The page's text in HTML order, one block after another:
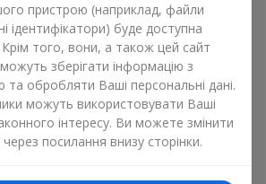
і завжди влучне рішення.
емоції та дає можливість
кожен раз, коли плюшевий
у поле зору Разом букет з іграшкою
Квіти та іграшка створюють баланс між
ще залишають приємний подарунок на
пристрою (наприклад, файли
ідентифікатори) буде доступна
того, вони, а також цей сайт
зберігати інформацію з
обробляти Ваші персональні дані.
можуть використовувати Ваші
інтересу. Ви можете змінити
через посилання внизу сторінки.